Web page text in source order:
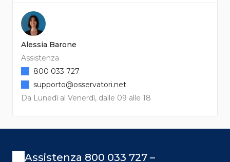
Alessia Barone
Assistenza
Da Lunedì al Venerdì, dalle 09 alle 18
800 033 727
supporto@osservatori.net
Assistenza 800 033 727 –